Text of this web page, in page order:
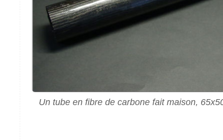
Un tube en fibre de carbone fait maison,